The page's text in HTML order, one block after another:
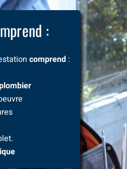
:
comprend :